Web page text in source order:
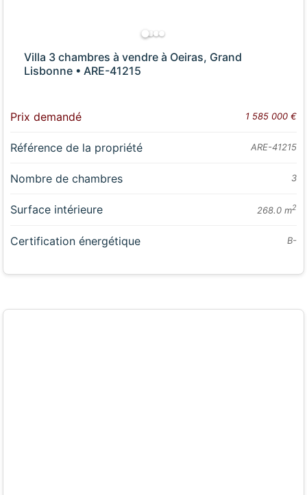
Villa 3 chambres à vendre à Oeiras, Grand
Lisbonne • ARE-41215
Prix demandé 1 585 000 €
Référence de la propriété ARE-41215
Nombre de chambres 3
Surface intérieure 268.0 m2
Certification énergétique B-